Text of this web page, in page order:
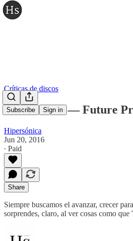
Subscribe Sign in
Críticas de discos
The Strokes — Future
Hipersónica
Jun 20, 2016
∙ Paid
Share
Siempre buscamos el avanzar, crecer
sorprendes, claro, al ver cosas como que